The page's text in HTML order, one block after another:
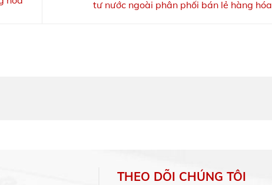
tư nước ngoài phân phối bán lẻ hàng hóa
THEO DÕI CHÚNG TÔI